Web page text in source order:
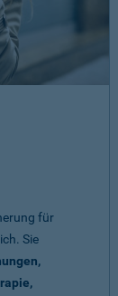
für
Sie